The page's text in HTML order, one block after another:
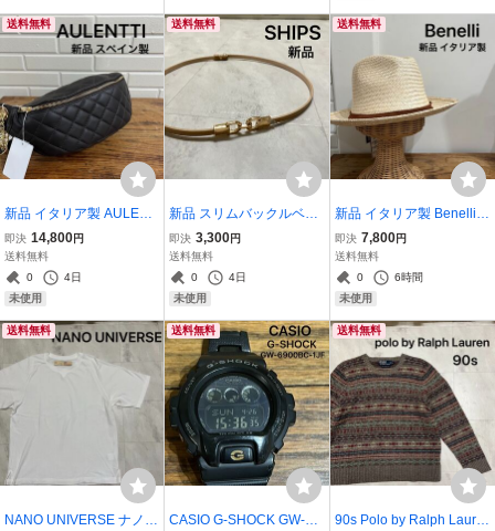
送料無料
新品 イタリア製 AULENT
TI オウレンティ ボディー
バッグ レザーショルダー
バッグ ウエストバッグ キ
ルティング ゴールド ブラ
即決 14,800円
送料無料
0
4日
未使用
送料無料
新品 スリムバックルベル
ト 引っ掛けタイプ ゴール
ドバックル 細ベルト スラ
イドベルト 合成皮革 フェ
イクレザー 玉ya1318
即決 3,300円
送料無料
0
4日
未使用
送料無料
新品 イタリア製 Benelli
ベネリ 中折れハット 麦わ
ら帽子 HAT レザーリボン
ブラウン made in Italy ユ
ニセックス ナチュラル 玉
即決 7,800円
送料無料
0
6時間
未使用
送料無料
NANO UNIVERSE ナノユ
送料無料
CASIO G-SHOCK GW-69
送料無料
90s Polo by Ralph Laure